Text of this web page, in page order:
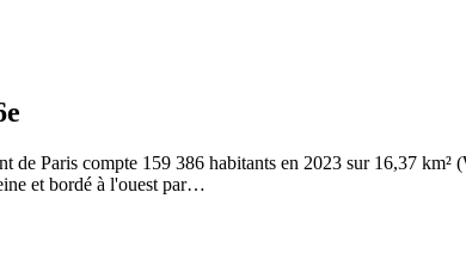
de Paris compte 159 386 habitants en 2023 sur 16,37
et bordé à l'ouest par…